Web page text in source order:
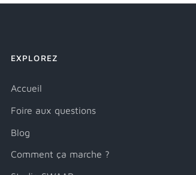
EXPLOREZ
Accueil
Foire aux questions
Blog
Comment ça marche ?